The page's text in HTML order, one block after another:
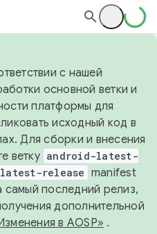
с нашей
основной ветки и
платформы для
исходный код в
Для сборки и внесения
ветку android-latest-
release manifest
самый последний релиз,
дополнительной
в AOSP» .